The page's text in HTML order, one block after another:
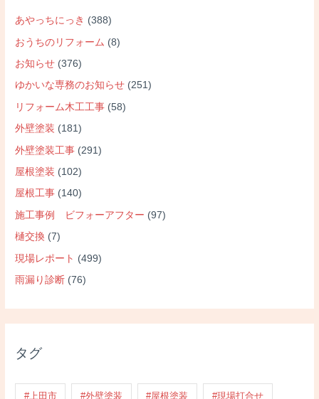
あやっちにっき (388)
おうちのリフォーム (8)
お知らせ (376)
ゆかいな専務のお知らせ (251)
リフォーム木工工事 (58)
外壁塗装 (181)
外壁塗装工事 (291)
屋根塗装 (102)
屋根工事 (140)
施工事例 ビフォーアフター (97)
樋交換 (7)
現場レポート (499)
雨漏り診断 (76)
タグ
#上田市 #外壁塗装 #屋根塗装 #現場打合せ